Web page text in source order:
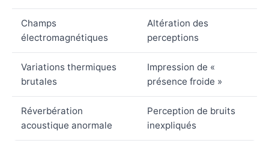
Champs
électromagnétiques
Altération des
perceptions
Variations thermiques
brutales
Impression de «
présence froide »
Réverbération
acoustique anormale
Perception de bruits
inexpliqués